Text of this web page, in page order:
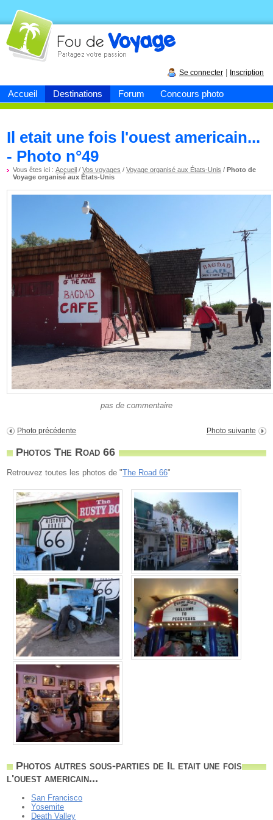
Accueil Destinations Forum Concours photo
Fou devoyage
Se connecter Inscription
Il etait une fois l'ouest americain...
- Photo n°49
Vous êtes ici :Accueil /Vos voyages /Voyage organisé aux États-Unis /Photo de
Voyage organisé aux États-Unis
pas de commentaire
Photo précédente Photo suivante
Photos The Road 66
Retrouvez toutes les photos de "The Road 66"
Photos autres sous-parties de Il etait une fois
l'ouest americain...
San Francisco
Yosemite
Death Valley